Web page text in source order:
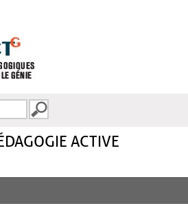
ACTIVE